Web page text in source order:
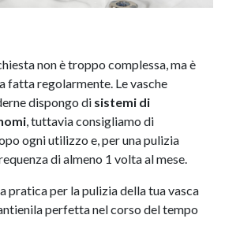
non è troppo complessa, ma è
fatta regolarmente. Le vasche
dispongo di sistemi di
, tuttavia consigliamo di
ogni utilizzo e, per una pulizia
di almeno 1 volta al mese.
pratica per la pulizia della tua vasca
perfetta nel corso del tempo